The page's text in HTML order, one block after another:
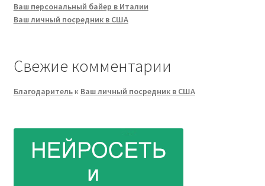
Ваш персональный байер в Италии
Ваш личный посредник в США
Свежие комментарии
Благодарительк Ваш личный посредник в США